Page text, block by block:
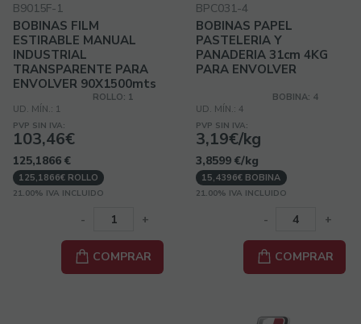
B9015F-1
BOBINAS FILM
ESTIRABLE MANUAL
INDUSTRIAL
TRANSPARENTE PARA
ENVOLVER 90X1500mts
ROLLO: 1
UD. MÍN.: 1
PVP SIN IVA:
103,46€
125,1866 €
125,1866€ ROLLO
21.00% IVA INCLUIDO
- +
COMPRAR
BPC031-4
BOBINAS PAPEL
PASTELERIA Y
PANADERIA 31cm 4KG
PARA ENVOLVER
BOBINA: 4
UD. MÍN.: 4
PVP SIN IVA:
3,19€/kg
3,8599 €/kg
15,4396€ BOBINA
21.00% IVA INCLUIDO
- +
COMPRAR